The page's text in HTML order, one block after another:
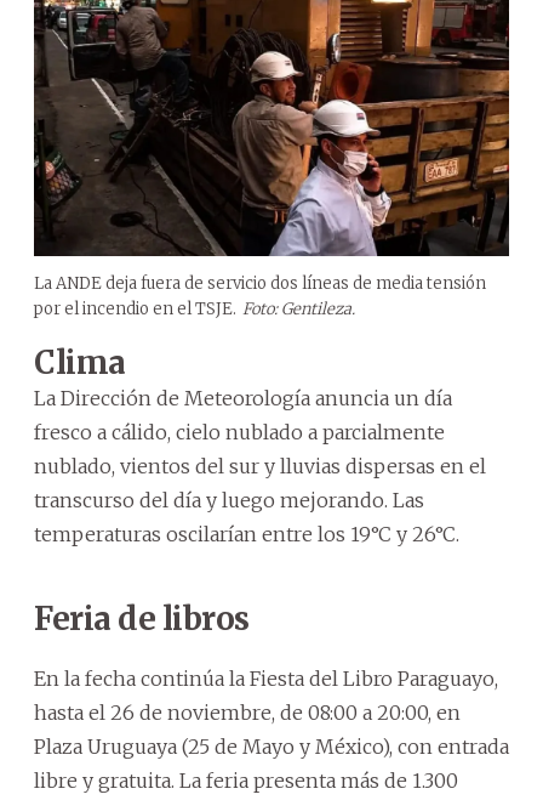
La ANDE deja fuera de servicio dos líneas de media tensión
por el incendio en el TSJE. Foto: Gentileza.
Clima
La Dirección de Meteorología anuncia un día
fresco a cálido, cielo nublado a parcialmente
nublado, vientos del sur y lluvias dispersas en el
transcurso del día y luego mejorando. Las
temperaturas oscilarían entre los 19°C y 26°C.
Feria de libros
En la fecha continúa la Fiesta del Libro Paraguayo,
hasta el 26 de noviembre, de 08:00 a 20:00, en
Plaza Uruguaya (25 de Mayo y México), con entrada
libre y gratuita. La feria presenta más de 1.300